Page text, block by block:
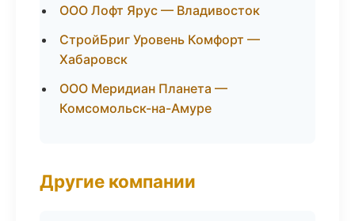
ООО Лофт Ярус — Владивосток
СтройБриг Уровень Комфорт —
Хабаровск
ООО Меридиан Планета —
Комсомольск-на-Амуре
Другие компании